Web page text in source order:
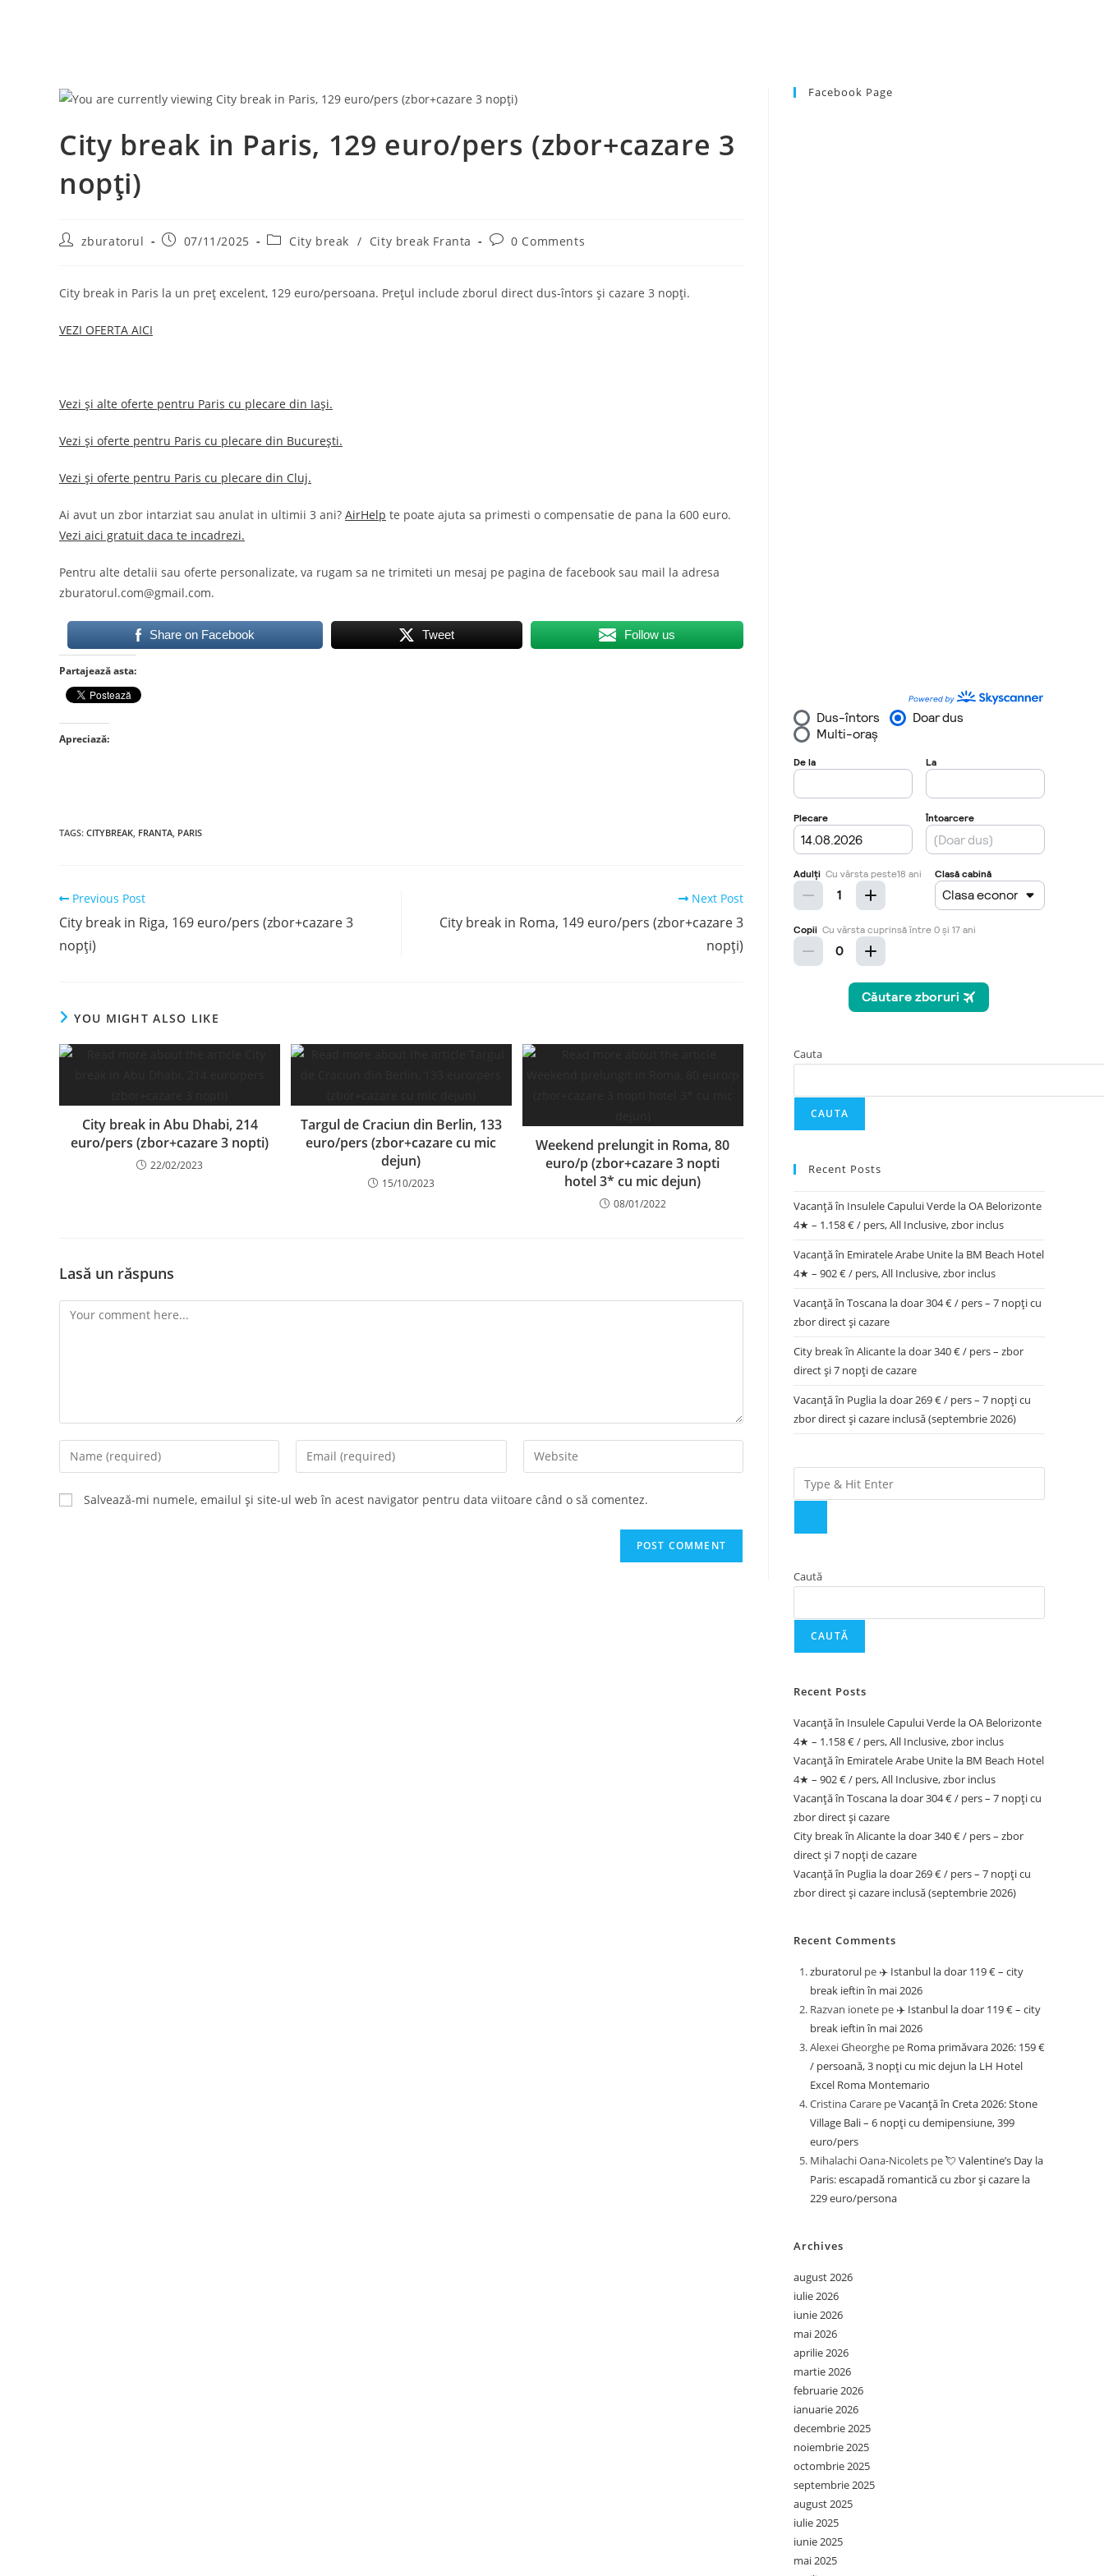
City break in Paris, 129 euro/pers (zbor+cazare 3
nopți)
Postzburatorul
Post07/11/2025
PostCity break / City break Franta
Post0 Comments
City break in Paris la un preț excelent, 129 euro/persoana. Prețul include zborul direct dus-întors și cazare 3 nopți.
VEZI OFERTA AICI
Vezi și alte oferte pentru Paris cu plecare din Iași.
Vezi și oferte pentru Paris cu plecare din București.
Vezi și oferte pentru Paris cu plecare din Cluj.
Ai avut un zbor intarziat sau anulat in ultimii 3 ani? AirHelp te poate ajuta sa primesti o compensatie de pana la 600 euro.
Vezi aici gratuit daca te incadrezi.
Pentru alte detalii sau oferte personalizate, va rugam sa ne trimiteti un mesaj pe pagina de facebook sau mail la adresa
zburatorul.com@gmail.com.
Share on Facebook Tweet Follow us
Partajează asta:
Apreciază:
TAGS: CITYBREAK FRANTA PARIS
Read
articles
Previous Post
City break in Riga, 169 euro/pers (zbor+cazare 3
nopți)
Next Post
City break in Roma, 149 euro/pers (zbor+cazare 3
nopți)
YOU MIGHT ALSO LIKE
City break in Abu Dhabi, 214
euro/pers (zbor+cazare 3 nopti)
22/02/2023
Targul de Craciun din Berlin, 133
euro/pers (zbor+cazare cu mic
dejun)
15/10/2023
Weekend prelungit in Roma, 80
euro/p (zbor+cazare 3 nopti
hotel 3* cu mic dejun)
08/01/2022
Lasă un răspuns
Comment
Enter
your
name
or
Enter
your
Enter
your
Salvează-mi numele, emailul și site-ul web în acest navigator pentru data viitoare când o să comentez.
Facebook Page
Cauta
CAUTA
Recent Posts
Vacanță în Insulele Capului Verde la OA Belorizonte
4★ – 1.158 € / pers, All Inclusive, zbor inclus
Vacanță în Emiratele Arabe Unite la BM Beach Hotel
4★ – 902 € / pers, All Inclusive, zbor inclus
Vacanță în Toscana la doar 304 € / pers – 7 nopți cu
zbor direct și cazare
City break în Alicante la doar 340 € / pers – zbor
direct și 7 nopți de cazare
Vacanță în Puglia la doar 269 € / pers – 7 nopți cu
zbor direct și cazare inclusă (septembrie 2026)
Caută
CAUTĂ
Recent Posts
Vacanță în Insulele Capului Verde la OA Belorizonte
4★ – 1.158 € / pers, All Inclusive, zbor inclus
Vacanță în Emiratele Arabe Unite la BM Beach Hotel
4★ – 902 € / pers, All Inclusive, zbor inclus
Vacanță în Toscana la doar 304 € / pers – 7 nopți cu
zbor direct și cazare
City break în Alicante la doar 340 € / pers – zbor
direct și 7 nopți de cazare
Vacanță în Puglia la doar 269 € / pers – 7 nopți cu
zbor direct și cazare inclusă (septembrie 2026)
Recent Comments
zburatorul pe ✈️ Istanbul la doar 119 € – city
break ieftin în mai 2026
Razvan ionete pe ✈️ Istanbul la doar 119 € – city
break ieftin în mai 2026
Alexei Gheorghe pe Roma primăvara 2026: 159 €
/ persoană, 3 nopți cu mic dejun la LH Hotel
Excel Roma Montemario
Cristina Carare peVacanță în Creta 2026: Stone
Village Bali – 6 nopți cu demipensiune, 399
euro/pers
Mihalachi Oana-Nicolets pe💘 Valentine’s Day la
Paris: escapadă romantică cu zbor și cazare la
229 euro/persona
Archives
august 2026
iulie 2026
iunie 2026
mai 2026
aprilie 2026
martie 2026
februarie 2026
ianuarie 2026
decembrie 2025
noiembrie 2025
octombrie 2025
septembrie 2025
august 2025
iulie 2025
iunie 2025
mai 2025